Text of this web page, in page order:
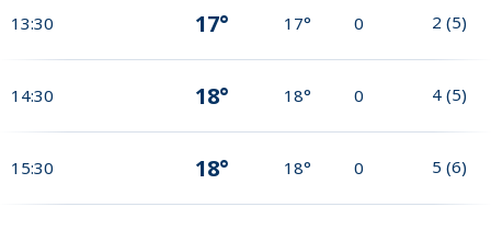
13:30 17° 17° 0 2 (5)
14:30 18° 18° 0 4 (5)
15:30 18° 18° 0 5 (6)